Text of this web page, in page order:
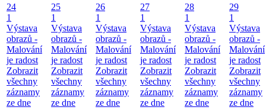
24
1
Výstava
obrazů -
Malování
je radost
Zobrazit
všechny
záznamy
ze dne
25
1
Výstava
obrazů -
Malování
je radost
Zobrazit
všechny
záznamy
ze dne
26
1
Výstava
obrazů -
Malování
je radost
Zobrazit
všechny
záznamy
ze dne
27
1
Výstava
obrazů -
Malování
je radost
Zobrazit
všechny
záznamy
ze dne
28
1
Výstava
obrazů -
Malování
je radost
Zobrazit
všechny
záznamy
ze dne
29
1
Výstava
obrazů -
Malování
je radost
Zobrazit
všechny
záznamy
ze dne